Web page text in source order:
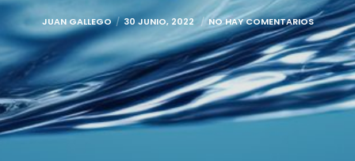
JUAN GALLEGO 30 JUNIO, 2022 NO HAY COMENTARIOS